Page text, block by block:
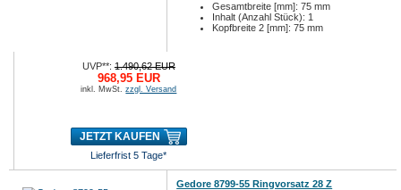
Gesamtbreite [mm]: 75 mm
Inhalt (Anzahl Stück): 1
Kopfbreite 2 [mm]: 75 mm
UVP**:1.490,62 EUR
968,95 EUR
inkl. MwSt.zzgl. Versand
JETZT KAUFEN
Lieferfrist 5 Tage*
Gedore 8799-55 Ringvorsatz 28 Z